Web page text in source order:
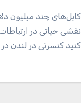
کابل‌های چند میلیون دلاری که از کف اقیانوس‌ها عبور می‌کنند،
نقشی حیاتی در ارتباطات
کنید کنسرتی در لندن